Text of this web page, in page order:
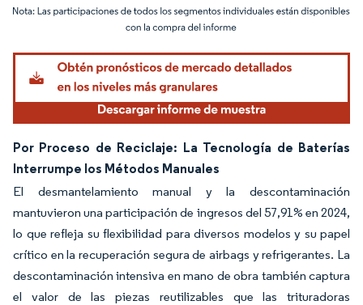
Imagen © Mordor Intelligence. El uso requiere atribución según CC BY 4.0.
Por Proceso de Reciclaje: La Tecnología de Baterías
Interrumpe los Métodos Manuales
El desmantelamiento manual y la descontaminación
mantuvieron una participación de ingresos del 57,91% en 2024,
lo que refleja su flexibilidad para diversos modelos y su papel
crítico en la recuperación segura de airbags y refrigerantes. La
descontaminación intensiva en mano de obra también captura
el valor de las piezas reutilizables que las trituradoras